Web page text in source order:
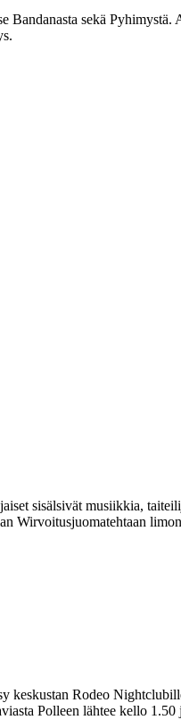
sekä
sisälsivät musiikkia,
Wirvoitusjuomatehtaan
keskustan Rodeo
Polleen lähtee kello 1.50